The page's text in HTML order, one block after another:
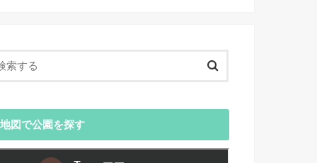
地図で公園を探す